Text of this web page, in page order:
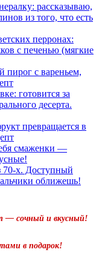
рассказываю,
из того, что есть
перронах:
с печенью (мягкие
пирог с вареньем,
готовится за
десерта.
превращается в
смаженки —
70-х. Доступный
оближешь!
— сочный и вкусный!
в подарок!